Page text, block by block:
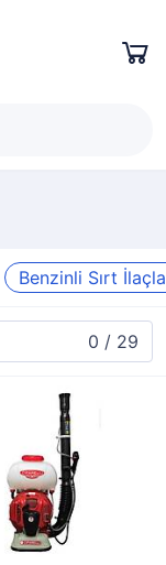
Benzinli Sırt
0 / 29